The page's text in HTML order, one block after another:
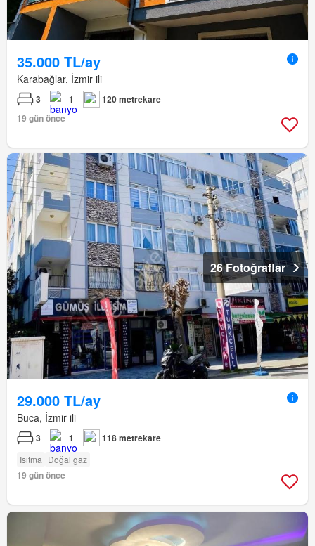
35.000 TL/ay
Karabağlar, İzmir ili
3 1
120 metrekare
19 gün önce
26 Fotoğraflar
29.000 TL/ay
Buca, İzmir ili
3 1 118 metrekare
Isıtma Doğal gaz
19 gün önce